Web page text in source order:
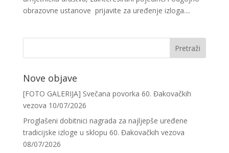
obrazovne ustanove prijavite za uređenje izloga....
Nove objave
[FOTO GALERIJA] Svečana povorka 60. Đakovačkih
vezova 10/07/2026
Proglašeni dobitnici nagrada za najljepše uređene
tradicijske izloge u sklopu 60. Đakovačkih vezova
08/07/2026